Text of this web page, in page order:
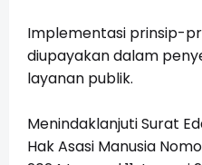
Implementasi prinsip-
diupayakan dalam
layanan publik.
Menindaklanjuti Surat
Hak Asasi Manusia